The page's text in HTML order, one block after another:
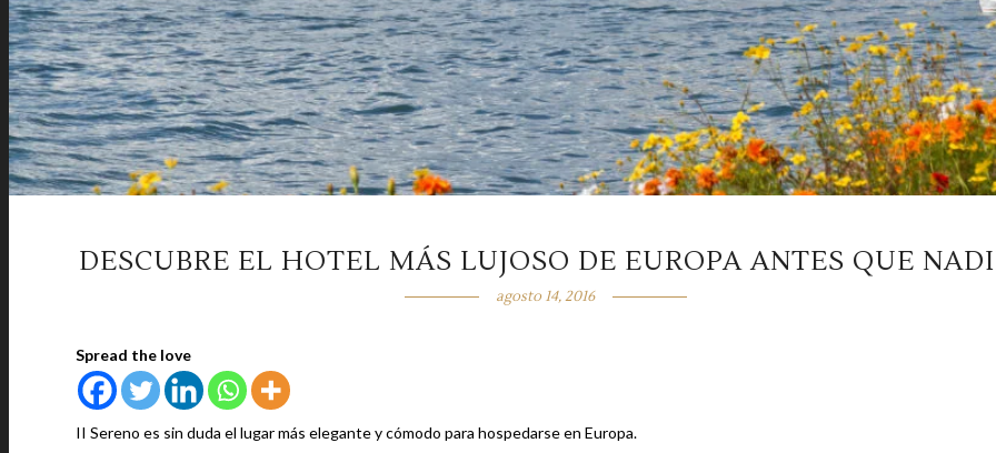
DESCUBRE EL HOTEL MÁS LUJOSO DE EUROPA ANTES QUE
agosto 14, 2016
Spread the love
II Sereno es sin duda el lugar más elegante y cómodo para hospedarse en Europa.